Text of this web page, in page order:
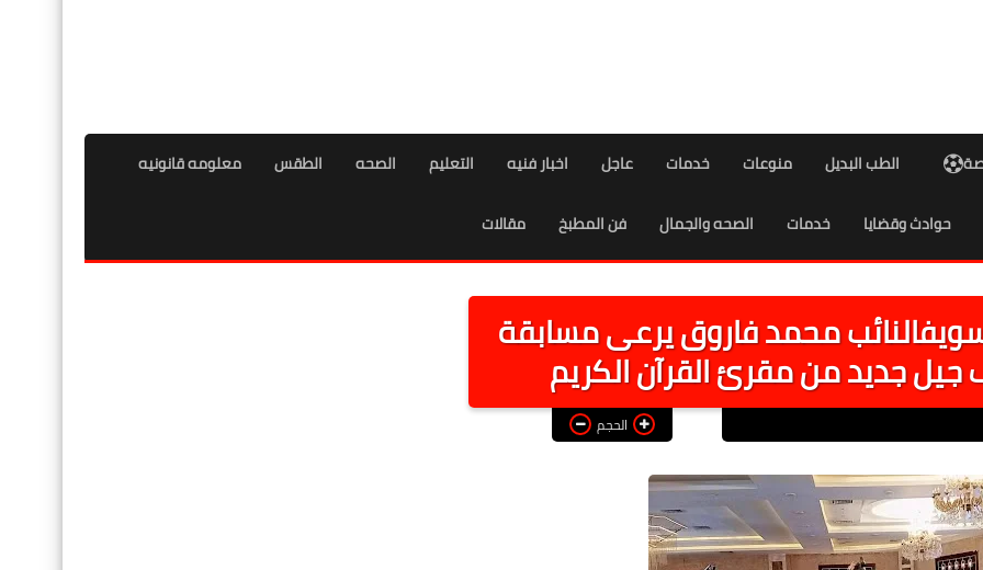
الطب البديل منوعات خدمات عاجل اخبار فنيه التعليم الصحه الطقس معلومه قانونيه
حوادث وقضايا خدمات الصحه والجمال فن المطبخ مقالات
بني سويفالنائب محمد فاروق يرعى مسابقة
جديد من مقرئ القرآن الكريم
الحجم